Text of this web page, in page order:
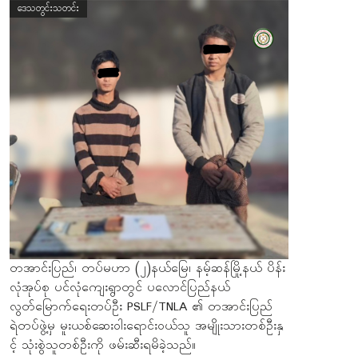
ဒေသတွင်းသတင်း
တအာင်းပြည်၊ တပ်မဟာ (၂)နယ်မြေ၊ နမ့်ဆန်မြို့နယ် ပိန်း
လုံအုပ်စု ပင်လုံကျေးရွာတွင် ပလောင်ပြည်နယ်
လွတ်မြောက်ရေးတပ်ဦး PSLF/TNLA ၏ တအာင်းပြည်
ရဲတပ်ဖွဲ့မှ မူးယစ်ဆေးဝါးရောင်းဝယ်သူ အမျိုးသားတစ်ဦးနှ
င့် သုံးစွဲသူတစ်ဦးကို ဖမ်းဆီးရမိခဲ့သည်။